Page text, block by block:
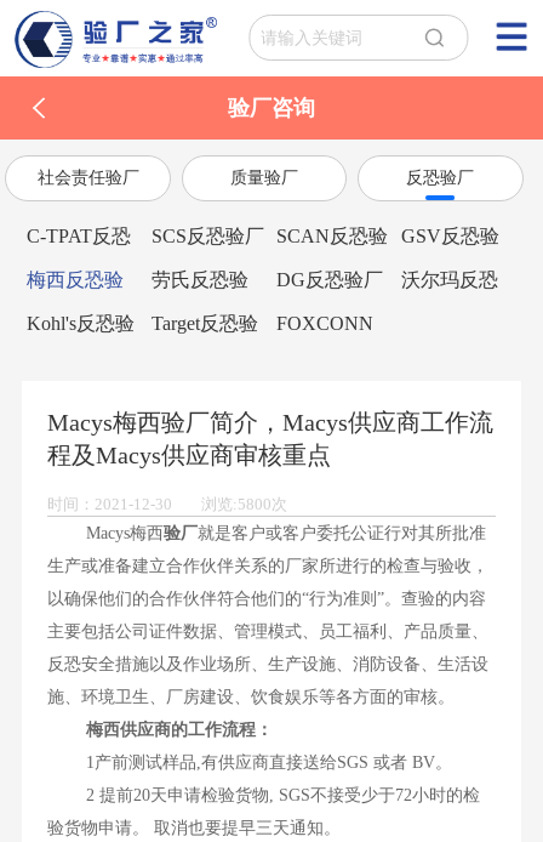
验厂咨询
社会责任验厂 质量验厂 反恐验厂
C-TPAT反恐
验厂
SCS反恐验厂
SCAN反恐验
厂
GSV反恐验
厂
梅西反恐验
厂
劳氏反恐验
厂
DG反恐验厂
沃尔玛反恐
Kohl's反恐验
Target反恐验
FOXCONN
Macys梅西验厂简介，Macys供应商工作流
程及Macys供应商审核重点
时间：2021-12-30 浏览:5800次
Macys梅西验厂就是客户或客户委托公证行对其所批准
生产或准备建立合作伙伴关系的厂家所进行的检查与验收，
以确保他们的合作伙伴符合他们的“行为准则”。查验的内容
主要包括公司证件数据、管理模式、员工福利、产品质量、
反恐安全措施以及作业场所、生产设施、消防设备、生活设
施、环境卫生、厂房建设、饮食娱乐等各方面的审核。
梅西供应商的工作流程：
1产前测试样品,有供应商直接送给SGS 或者 BV。
2 提前20天申请检验货物, SGS不接受少于72小时的检
验货物申请。 取消也要提早三天通知。